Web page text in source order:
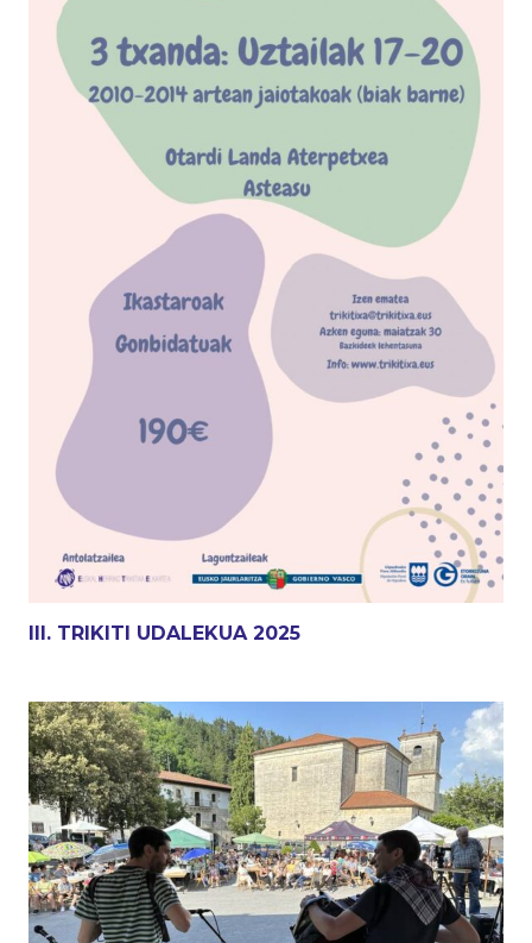
III. TRIKITI UDALEKUA 2025